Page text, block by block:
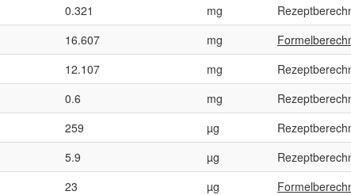
0.321 mg
16.607 mg
12.107 mg
0.6 mg
259 µg
5.9 µg
23 µg